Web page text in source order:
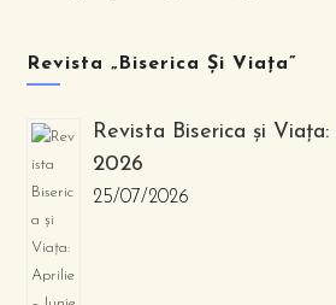
Revista „Biserica Și Viața”
Revista Biserica și
2026
25/07/2026